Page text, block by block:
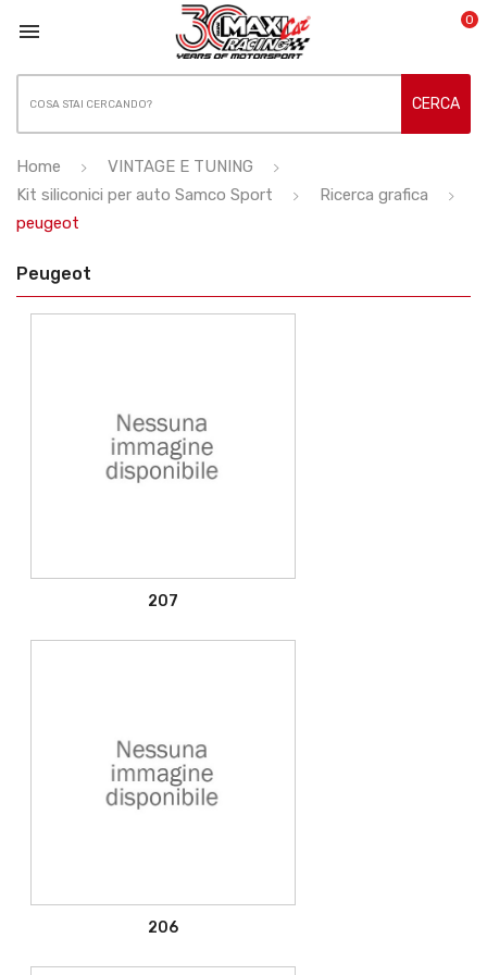
 0
CERCA
Home
VINTAGE E TUNING
Kit siliconici per auto Samco Sport
Ricerca grafica
peugeot
Peugeot
207
206